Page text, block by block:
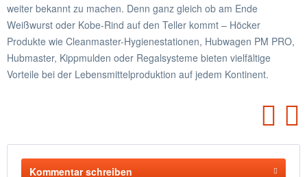
weiter bekannt zu machen. Denn ganz gleich ob am Ende
Weißwurst oder Kobe-Rind auf den Teller kommt – Höcker
Produkte wie Cleanmaster-Hygienestationen, Hubwagen PM PRO,
Hubmaster, Kippmulden oder Regalsysteme bieten vielfältige
Vorteile bei der Lebensmittelproduktion auf jedem Kontinent.
Kommentar schreiben